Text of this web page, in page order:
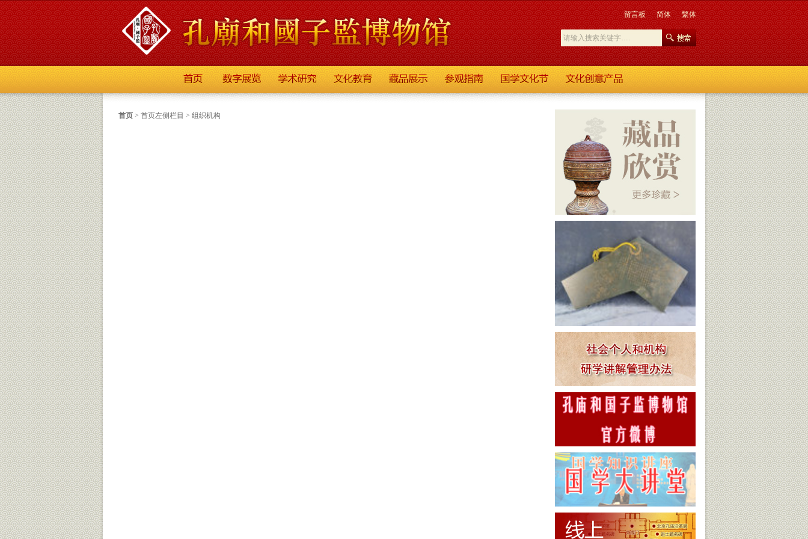
留言板 简体 繁体
首页 > 首页左侧栏目 > 组织机构